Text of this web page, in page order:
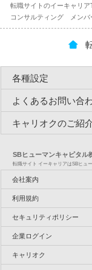
転職サイトのイーキャリア
コンサルティング メンバ
各種設定
よくあるお問い合
キャリオクのご紹
SBヒューマンキャピタル
転職サイト イーキャリアはSBヒュ
会社案内
利用規約
セキュリティポリシー
企業ログイン
キャリオク